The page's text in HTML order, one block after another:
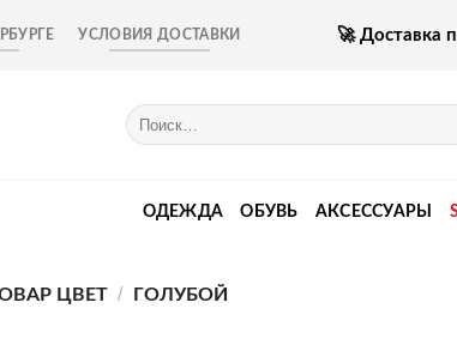
УСЛОВИЯ ДОСТАВКИ 🚀 Доставка
Искать:
ОДЕЖДА ОБУВЬ АКСЕССУАРЫ
ЦВЕТ / ГОЛУБОЙ